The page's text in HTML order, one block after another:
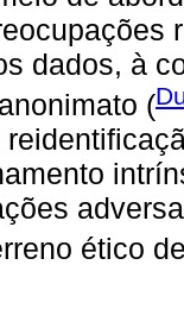
dados, à
(
ético